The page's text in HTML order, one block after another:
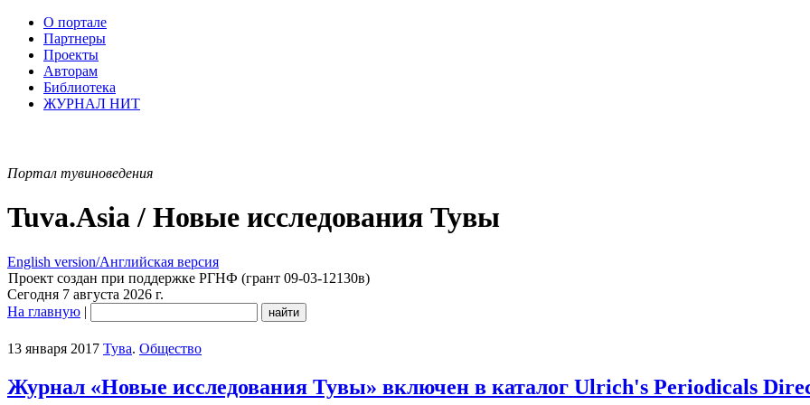
О портале
Партнеры
Проекты
Авторам
Библиотека
ЖУРНАЛ НИТ
Портал тувиноведения
Tuva.Asia / Новые исследования Тувы
English version/Английская версия
Проект создан при поддержке РГНФ (грант 09-03-12130в)
Сегодня 7 августа 2026 г.
На главную |
13 января 2017 Тува. Общество
Журнал «Новые исследования Тувы» включен в каталог Ulrich's Periodicals